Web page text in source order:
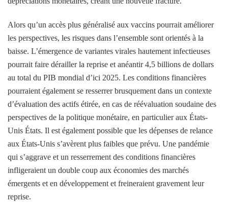
Alors qu’un accès plus généralisé aux vaccins pourrait améliorer
les perspectives, les risques dans l’ensemble sont orientés à la
baisse. L’émergence de variantes virales hautement infectieuses
pourrait faire dérailler la reprise et anéantir 4,5 billions de dollars
au total du PIB mondial d’ici 2025. Les conditions financières
pourraient également se resserrer brusquement dans un contexte
d’évaluation des actifs étirée, en cas de réévaluation soudaine des
perspectives de la politique monétaire, en particulier aux États-
Unis États. Il est également possible que les dépenses de relance
aux États-Unis s’avèrent plus faibles que prévu. Une pandémie
qui s’aggrave et un resserrement des conditions financières
infligeraient un double coup aux économies des marchés
émergents et en développement et freineraient gravement leur
reprise.